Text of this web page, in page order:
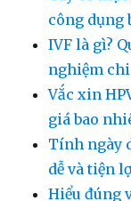
công dụng
IVF là gì?
nghiệm
Vắc xin
giá bao
Tính ngày
dễ và tiện
Hiểu đúng